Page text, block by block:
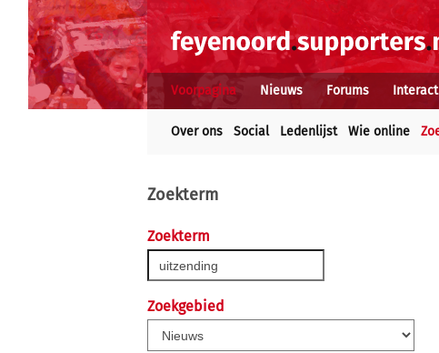
Voorpagina Nieuws Forums
Over ons Social Ledenlijst Wie online
Zoekterm
Zoekterm
Zoekgebied